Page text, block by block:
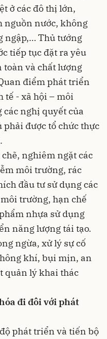
ở các đô thị lớn,
nguồn nước, không
ngập,… Thủ tướng
tiếp tục đặt ra yêu
toàn và chất lượng
điểm phát triển
tế - xã hội – môi
nghị quyết của
được tổ chức thực
nghiêm ngặt các
môi trường, rác
đầu tư sử dụng các
trường, hạn chế
nhựa sử dụng
năng lượng tái tạo.
ngừa, xử lý sự cố
khí, bụi mịn, an
quản lý khai thác
đi đôi với phát
phát triển và tiến bộ